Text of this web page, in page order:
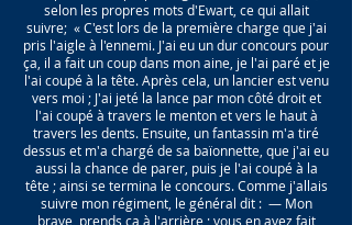
selon les propres mots d'Ewart, ce qui allait
suivre; « C'est lors de la première charge que j'ai
pris l'aigle à l'ennemi. J'ai eu un dur concours pour
ça, il a fait un coup dans mon aine, je l'ai paré et je
l'ai coupé à la tête. Après cela, un lancier est venu
vers moi ; J'ai jeté la lance par mon côté droit et
l'ai coupé à travers le menton et vers le haut à
travers les dents. Ensuite, un fantassin m'a tiré
dessus et m'a chargé de sa baïonnette, que j'ai eu
aussi la chance de parer, puis je l'ai coupé à la
tête ; ainsi se termina le concours. Comme j'allais
suivre mon régiment, le général dit : — Mon
brave, prends ça à l'arrière ; vous en avez fait